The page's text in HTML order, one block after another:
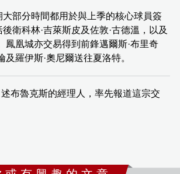
部分時間都用於與上季的核心球員簽
衛科林·吉萊斯皮及佐敦·古德溫，以及
鳳凰城亦交易得到前鋒邁爾斯·布里奇
及羅伊斯·奧尼爾送往夏洛特。
布魯克斯的經理人，率先報道這宗交